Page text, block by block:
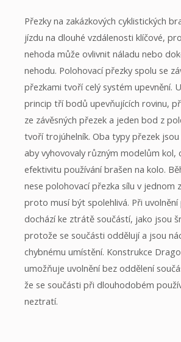
Přezky na zakázkových cyklistických
jízdu na dlouhé vzdálenosti klíčové,
nehoda může ovlivnit náladu nebo
nehodu. Polohovací přezky spolu se
přezkami tvoří celý systém upevnění.
princip tří bodů upevňujících rovinu,
ze závěsných přezek a jeden bod z
tvoří trojúhelník. Oba typy přezek
aby vyhovovaly různým modelům kol,
efektivitu používání brašen na kolo.
nese polohovací přezka sílu v jednom
proto musí být spolehlivá. Při uvolnění
dochází ke ztrátě součástí, jako jsou
protože se součásti oddělují a jsou
chybnému umístění. Konstrukce
umožňuje uvolnění bez oddělení
že se součásti při dlouhodobém
neztratí.